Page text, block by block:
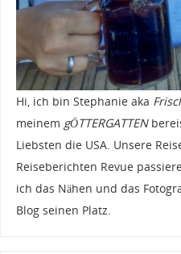
Hi, ich bin Stephanie aka
meinem gÖTTERGATTEN
Liebsten die USA. Unsere
Reiseberichten Revue
ich das Nähen und das
Blog seinen Platz.